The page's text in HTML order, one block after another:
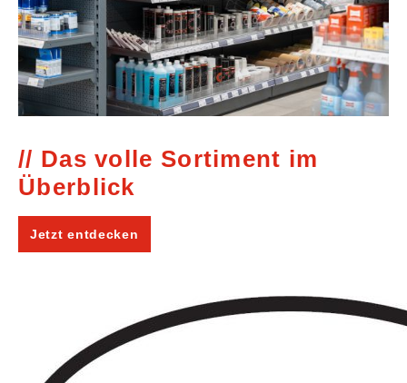
Das volle Sortiment im
Überblick
Jetzt entdecken